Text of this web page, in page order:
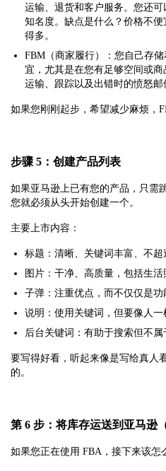
运输、退货和客户服务。您还
知名度。缺点是什么？价格不
得多。
FBM（商家履行）：您自己存
宜，尤其是在您有足够空间或
运输、跟踪以及出错时的愤怒邮
如果您刚刚起步，希望减少麻烦，
步骤 5：创建产品列表
如果亚马逊上已有您的产品，只需
您就必须从头开始创建一个。
主要上市内容：
标题：清晰、关键词丰富、不超
图片：干净、高质量，包括生活
子弹：注重优点，而不仅仅是功
说明：使用关键词，但要像人一
后台关键词：有助于搜索但不属
要写得好看，听起来像是写给真人
的。
第 6 步：将库存运送到亚马逊
如果您正在使用 FBA，接下来该怎